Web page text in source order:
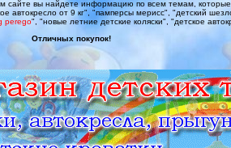
вы найдете информацию по всем темам, которые
автокресло от 9 кг", "памперсы мерисс", "детский
perego", "новые летние детские коляски", "детское
Отличных покупок!